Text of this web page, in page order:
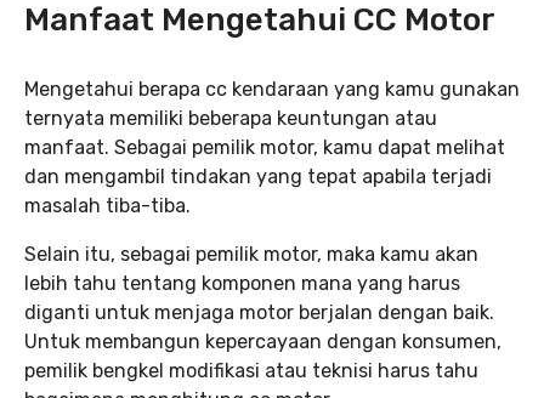
Manfaat Mengetahui CC Motor
Mengetahui berapa cc kendaraan yang kamu gunakan
ternyata memiliki beberapa keuntungan atau
manfaat. Sebagai pemilik motor, kamu dapat melihat
dan mengambil tindakan yang tepat apabila terjadi
masalah tiba-tiba.
Selain itu, sebagai pemilik motor, maka kamu akan
lebih tahu tentang komponen mana yang harus
diganti untuk menjaga motor berjalan dengan baik.
Untuk membangun kepercayaan dengan konsumen,
pemilik bengkel modifikasi atau teknisi harus tahu